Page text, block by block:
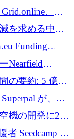
万ユーロを確
、配
万ユーロの
を求める中、
ルで支援
Funding
Nearfield
調達
の要約: 5 億
のテクノロジ
が、
カー プラット
を調達
機の開発に250
者 Seedcamp が